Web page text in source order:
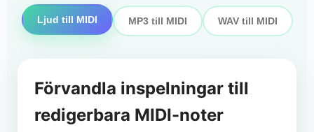
Ljud till MIDI MP3 till MIDI WAV till MIDI
Förvandla inspelningar till
redigerbara MIDI-noter